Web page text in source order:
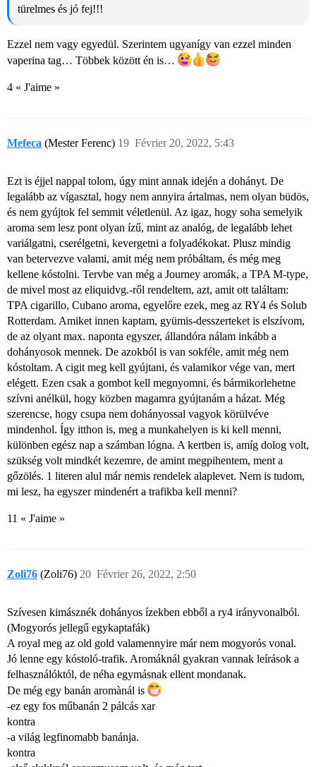
türelmes és jó fej!!!
Ezzel nem vagy egyedül. Szerintem ugyanígy van ezzel minden
vaperina tag… Többek között én is…
4 « J'aime »
Mefeca (Mester Ferenc) Février 20, 2022, 5:43
19
Ezt is éjjel nappal tolom, úgy mint annak idején a dohányt. De
legalább az vígasztal, hogy nem annyira ártalmas, nem olyan büdös,
és nem gyújtok fel semmit véletlenül. Az igaz, hogy soha semelyik
aroma sem lesz pont olyan ízű, mint az analóg, de legalább lehet
variálgatni, cserélgetni, kevergetni a folyadékokat. Plusz mindig
van betervezve valami, amit még nem próbáltam, és még meg
kellene kóstolni. Tervbe van még a Journey aromák, a TPA M-type,
de mivel most az eliquidvg.-ről rendeltem, azt, amit ott találtam:
TPA cigarillo, Cubano aroma, egyelőre ezek, meg az RY4 és Solub
Rotterdam. Amiket innen kaptam, gyümis-desszerteket is elszívom,
de az olyant max. naponta egyszer, állandóra nálam inkább a
dohányosok mennek. De azokból is van sokféle, amit még nem
kóstoltam. A cigit meg kell gyújtani, és valamikor vége van, mert
elégett. Ezen csak a gombot kell megnyomni, és bármikorlehetne
szívni anélkül, hogy közben magamra gyújtanám a házat. Még
szerencse, hogy csupa nem dohányossal vagyok körülvéve
mindenhol. Így itthon is, meg a munkahelyen is ki kell menni,
különben egész nap a számban lógna. A kertben is, amíg dolog volt,
szükség volt mindkét kezemre, de amint megpihentem, ment a
gőzölés. 1 literen alul már nemis rendelek alaplevet. Nem is tudom,
mi lesz, ha egyszer mindenért a trafikba kell menni?
11 « J'aime »
Zoli76 (Zoli76) Février 26, 2022, 2:50
20
Szívesen kimásznék dohányos ízekben ebből a ry4 irányvonalból.
(Mogyorós jellegű egykaptafák)
A royal meg az old gold valamennyire már nem mogyorós vonal.
Jó lenne egy kóstoló-trafik. Aromáknál gyakran vannak leírások a
felhasználóktól, de néha egymásnak ellent mondanak.
De még egy banán aromànál is
-ez egy fos műbanán 2 pálcás xar
kontra
-a világ legfinomabb banánja.
kontra